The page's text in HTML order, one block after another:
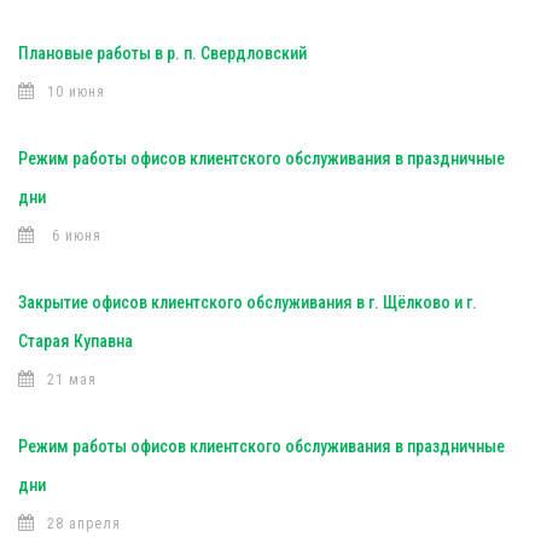
Плановые работы в р. п. Свердловский
10 июня
Режим работы офисов клиентского обслуживания в праздничные
дни
6 июня
Закрытие офисов клиентского обслуживания в г. Щёлково и г.
Старая Купавна
21 мая
Режим работы офисов клиентского обслуживания в праздничные
дни
28 апреля